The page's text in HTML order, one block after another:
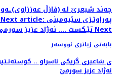
Next article: په‌راوێـزی سێیه‌مینی
تێـكست .... نه‌ژاد عزیز سورمێNext
بابەتی زیاتری نووسەر
نه‌ژاد عزیز سورمێ